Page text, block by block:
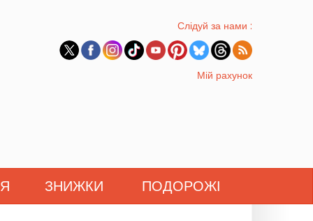
Слідуй за нами :
Мій рахунок
ЗНИЖКИ ПОДОРОЖІ